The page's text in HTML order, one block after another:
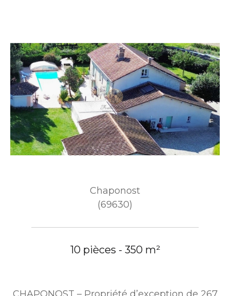
Chaponost
(69630)
10 pièces - 350 m²
CHAPONOST – Propriété d’exception de 267